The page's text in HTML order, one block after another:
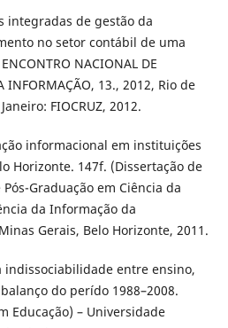
integradas de gestão da
no setor contábil de uma
NACIONAL DE
INFORMAÇÃO, 13., 2012, Rio de
FIOCRUZ, 2012.
informacional em instituições
Horizonte. 147f. (Dissertação de
Graduação em Ciência da
da Informação da
Gerais, Belo Horizonte, 2011.
indissociabilidade entre ensino,
do perído 1988–2008.
Educação) – Universidade